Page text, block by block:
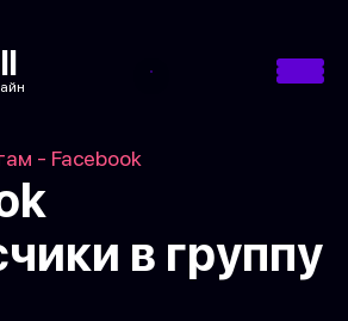
- Facebook
в группу